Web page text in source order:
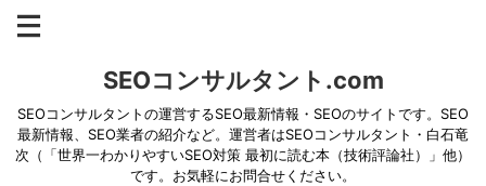
SEOコンサルタント.com
SEOコンサルタントの運営するSEO最新情報・SEOのサイトです。SEO
最新情報、SEO業者の紹介など。運営者はSEOコンサルタント・白石竜
次（「世界一わかりやすいSEO対策 最初に読む本（技術評論社）」他）
です。お気軽にお問合せください。